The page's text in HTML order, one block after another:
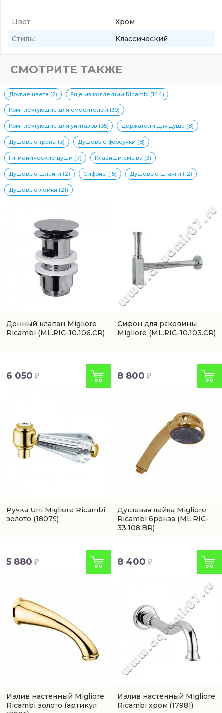
Цвет:
Хром
Стиль:
Классический
СМОТРИТЕ ТАКЖЕ
Другие цвета (2) Еще из коллекции Ricambi (144)
Комплектующие для смесителей (30)
Комплектующие для унитазов (35) Держатели для душа (8)
Душевые трапы (3) Душевые форсунки (8)
Гигиенические души (7) Клавиши смыва (3)
Душевые шланги (2) Сифоны (15) Душевые штанги (12)
Душевые лейки (21)
Донный клапан Migliore
Ricambi (ML.RIC-10.106.CR)
6 050
Сифон для раковины
Migliore (ML.RIC-10.103.CR)
8 800
Ручка Uni Migliore Ricambi
золото (18079)
5 880
Душевая лейка Migliore
Ricambi бронза (ML.RIC-
33.108.BR)
8 400
Излив настенный Migliore
Ricambi золото (артикул
Излив настенный Migliore
Ricambi хром (17981)